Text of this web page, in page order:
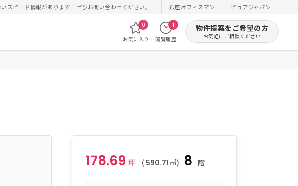
スピード情報があります！ぜひお問い合わせください。 銀座オフィスマン ピュアジャパン
お気に入り
0
閲覧履歴
1 物件提案をご希望の方
お気軽にご相談ください
178.69 坪 ( 590.71 ㎡) 8 階